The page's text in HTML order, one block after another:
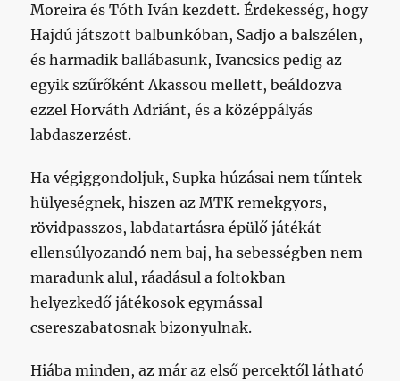
Moreira és Tóth Iván kezdett. Érdekesség, hogy
Hajdú játszott balbunkóban, Sadjo a balszélen,
és harmadik ballábasunk, Ivancsics pedig az
egyik szűrőként Akassou mellett, beáldozva
ezzel Horváth Adriánt, és a középpályás
labdaszerzést.
Ha végiggondoljuk, Supka húzásai nem tűntek
hülyeségnek, hiszen az MTK remekgyors,
rövidpasszos, labdatartásra épülő játékát
ellensúlyozandó nem baj, ha sebességben nem
maradunk alul, ráadásul a foltokban
helyezkedő játékosok egymással
csereszabatosnak bizonyulnak.
Hiába minden, az már az első percektől látható